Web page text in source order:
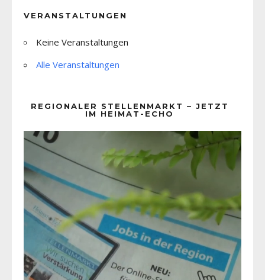
VERANSTALTUNGEN
Keine Veranstaltungen
Alle Veranstaltungen
REGIONALER STELLENMARKT – JETZT
IM HEIMAT-ECHO
Player